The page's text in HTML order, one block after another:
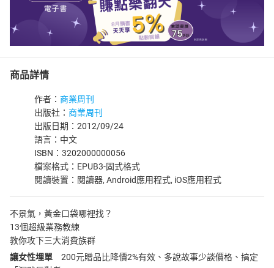
商品詳情
作者： 商業周刊
出版社： 商業周刊
出版日期：2012/09/24
語言：中文
ISBN：3202000000056
檔案格式：EPUB3-固式格式
閱讀裝置：閱讀器, Android應用程式, iOS應用程式
不景氣，黃金口袋哪裡找？
13個超級業務教練
教你攻下三大消費族群
讓女性埋單 200元贈品比降價2%有效、多說故事少談價格、搞定